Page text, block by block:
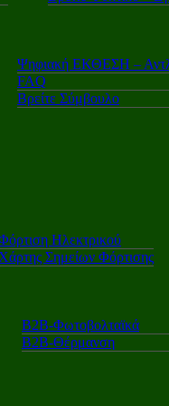
Ψηφιακή ΕΚΘΕΣΗ –
FAQ
Βρείτε Σύμβουλο
Ηλεκτρικού
Χάρτης Σημείων Φόρτισης
Β2Β-Φωτοβολταϊκά
Β2Β-Θέρμανση